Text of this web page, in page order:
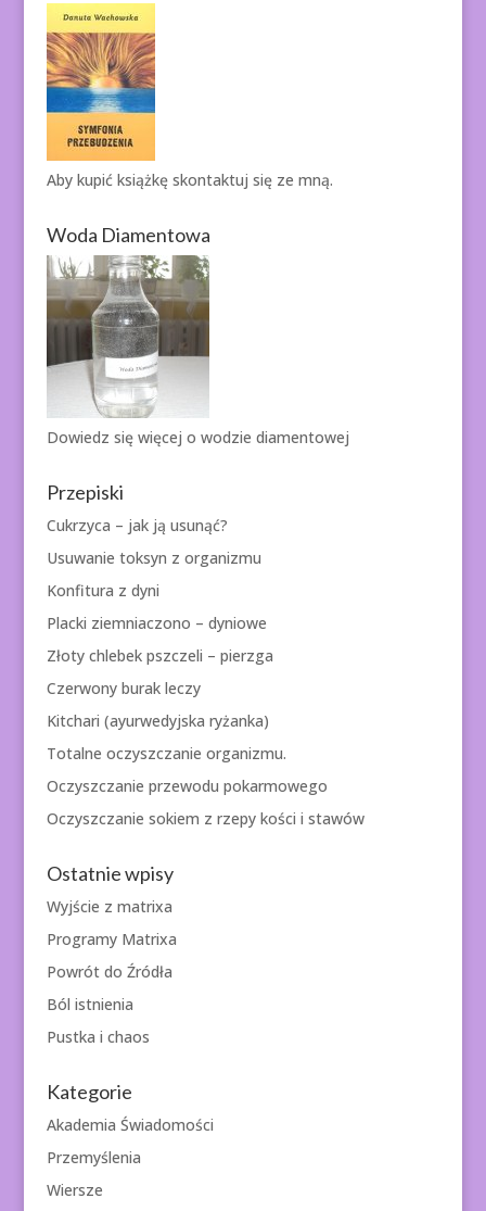
:
Aby kupić książkę skontaktuj się ze mną.
Woda Diamentowa
Dowiedz się więcej o wodzie diamentowej
Przepiski
Cukrzyca – jak ją usunąć?
Usuwanie toksyn z organizmu
Konfitura z dyni
Placki ziemniaczono – dyniowe
Złoty chlebek pszczeli – pierzga
Czerwony burak leczy
Kitchari (ayurwedyjska ryżanka)
Totalne oczyszczanie organizmu.
Oczyszczanie przewodu pokarmowego
Oczyszczanie sokiem z rzepy kości i stawów
Ostatnie wpisy
Wyjście z matrixa
Programy Matrixa
Powrót do Źródła
Ból istnienia
Pustka i chaos
Kategorie
Akademia Świadomości
Przemyślenia
Wiersze